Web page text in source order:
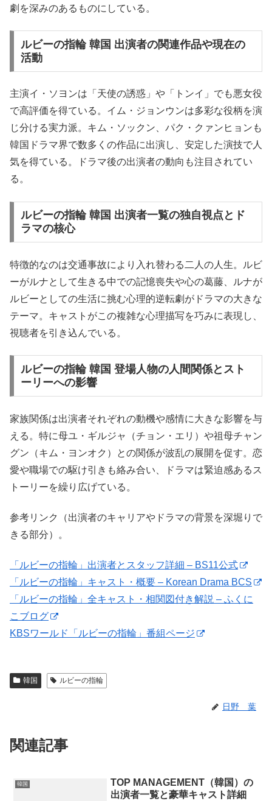
劇を深みのあるものにしている。
ルビーの指輪 韓国 出演者の関連作品や現在の
活動
主演イ・ソヨンは「天使の誘惑」や「トンイ」でも悪女役
で高評価を得ている。イム・ジョンウンは多彩な役柄を演
じ分ける実力派。キム・ソックン、パク・クァンヒョンも
韓国ドラマ界で数多くの作品に出演し、安定した演技で人
気を得ている。ドラマ後の出演者の動向も注目されてい
る。
ルビーの指輪 韓国 出演者一覧の独自視点とド
ラマの核心
特徴的なのは交通事故により入れ替わる二人の人生。ルビ
ーがルナとして生きる中での記憶喪失や心の葛藤、ルナが
ルビーとしての生活に挑む心理的逆転劇がドラマの大きな
テーマ。キャストがこの複雑な心理描写を巧みに表現し、
視聴者を引き込んでいる。
ルビーの指輪 韓国 登場人物の人間関係とスト
ーリーへの影響
家族関係は出演者それぞれの動機や感情に大きな影響を与
える。特に母ユ・ギルジャ（チョン・エリ）や祖母チャン
グン（キム・ヨンオク）との関係が波乱の展開を促す。恋
愛や職場での駆け引きも絡み合い、ドラマは緊迫感あるス
トーリーを繰り広げている。
参考リンク（出演者のキャリアやドラマの背景を深堀りで
きる部分）。
「ルビーの指輪」出演者とスタッフ詳細 – BS11公式
「ルビーの指輪」キャスト・概要 – Korean Drama BCS
「ルビーの指輪」全キャスト・相関図付き解説 – ふくに
こブログ
KBSワールド「ルビーの指輪」番組ページ
韓国 ルビーの指輪
日野 葉
関連記事
韓国
TOP MANAGEMENT（韓国）の
出演者一覧と豪華キャスト詳細